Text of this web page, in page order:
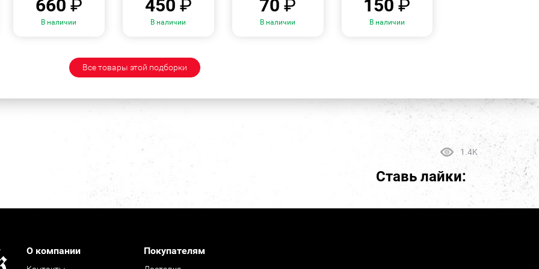
660 ₽
В наличии
450 ₽
В наличии
70₽
В наличии
150₽
В наличии
Все товары этой подборки
1.4K
Ставь лайки:
О компании Покупателям